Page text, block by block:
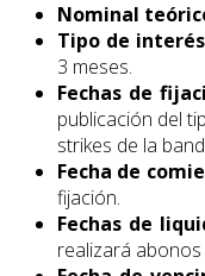
Nominal
Tipo de
3 meses.
Fechas de
publicación del
strikes de la
Fecha de
fijación.
Fechas de
realizará